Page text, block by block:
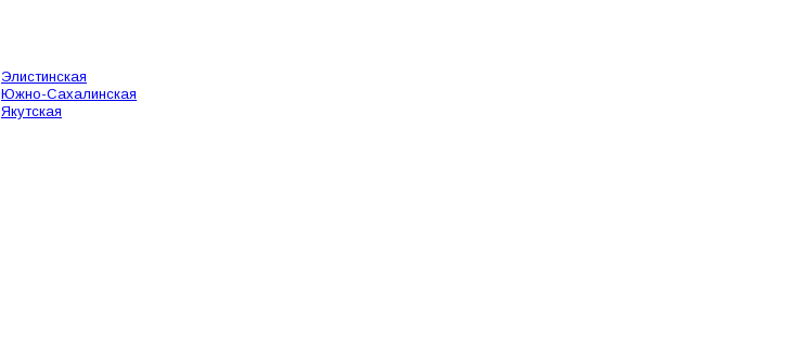
Элистинская
Южно-Сахалинская
Якутская